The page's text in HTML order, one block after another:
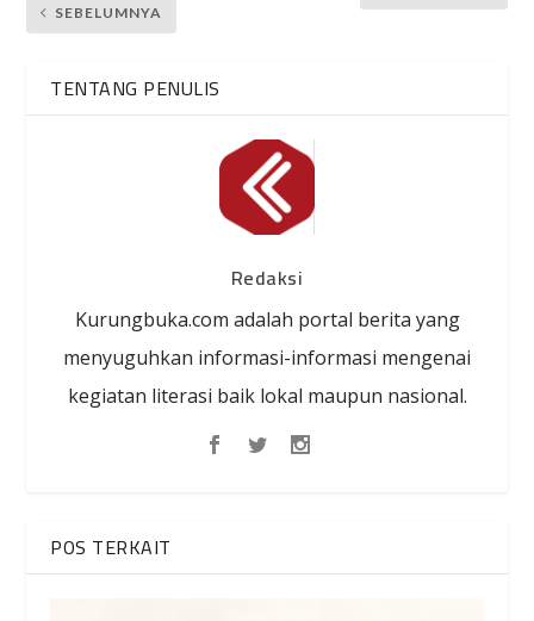
SEBELUMNYA
TENTANG PENULIS
Redaksi
Kurungbuka.com adalah portal berita yang
menyuguhkan informasi-informasi mengenai
kegiatan literasi baik lokal maupun nasional.
POS TERKAIT